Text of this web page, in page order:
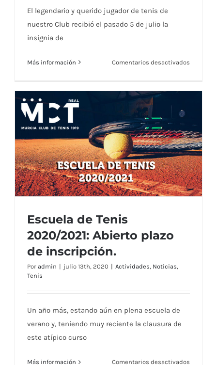
El legendario y querido jugador de tenis de
nuestro Club recibió el pasado 5 de julio la
insignia de
Más información Comentarios desactivados
de
Oro
del
Real
Murcia
Club
Escuela de Tenis 2020/2021: Abierto plazo
de inscripción.
Escuela de Tenis
2020/2021: Abierto plazo
de inscripción.
Por admin | julio 13th, 2020 | Actividades, Noticias,
Tenis
Un año más, estando aún en plena escuela de
verano y, teniendo muy reciente la clausura de
este atípico curso
Más información Comentarios desactivados